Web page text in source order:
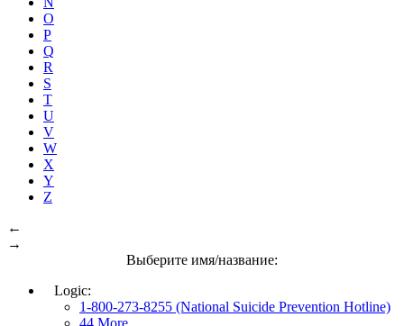
O
P
Q
R
S
T
U
V
W
X
Y
Z
←
→
Выберите имя/название:
Logic:
1-800-273-8255 (National Suicide Prevention Hotline)
44 More